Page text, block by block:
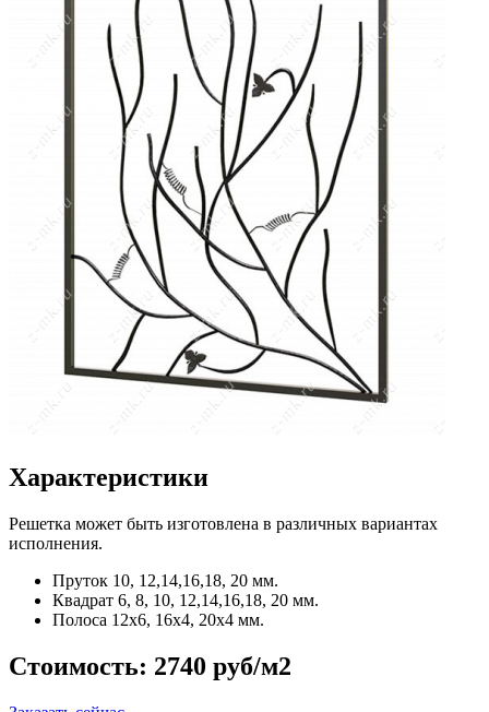
Характеристики
Решетка может быть изготовлена в различных вариантах
исполнения.
Пруток 10, 12,14,16,18, 20 мм.
Квадрат 6, 8, 10, 12,14,16,18, 20 мм.
Полоса 12x6, 16x4, 20x4 мм.
Стоимость: 2740 руб/м2